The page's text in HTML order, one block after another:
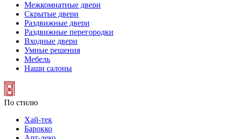
Межкомнатные двери
Скрытые двери
Раздвижные двери
Раздвижные перегородки
Входные двери
Умные решения
Мебель
Наши салоны
По стилю
Хай-тек
Барокко